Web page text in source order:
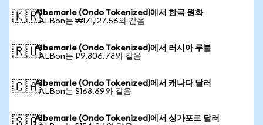
🇰🇷Albemarle (Ondo Tokenized)에서 한국 원화
1 ALBon는 ₩171,127.56와 같음
🇷🇺Albemarle (Ondo Tokenized)에서 러시아 루블
1 ALBon는 ₽9,806.78와 같음
🇨🇦Albemarle (Ondo Tokenized)에서 캐나다 달러
1 ALBon는 $168.69와 같음
Albemarle (Ondo Tokenized)에서 싱가포르 달러